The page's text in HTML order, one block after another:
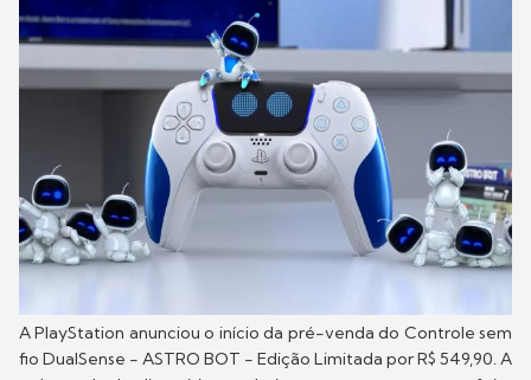
A PlayStation anunciou o início da pré-venda do Controle sem
fio DualSense - ASTRO BOT - Edição Limitada por R$ 549,90. A